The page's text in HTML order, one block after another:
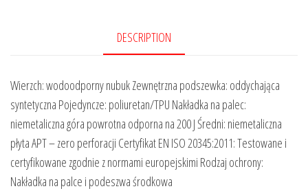
DESCRIPTION
Wierzch: wodoodporny nubuk Zewnętrzna podszewka: oddychająca
syntetyczna Pojedyncze: poliuretan/TPU Nakładka na palec:
niemetaliczna góra powrotna odporna na 200 J Średni: niemetaliczna
płyta APT – zero perforacji Certyfikat EN ISO 20345:2011: Testowane i
certyfikowane zgodnie z normami europejskimi Rodzaj ochrony:
Nakładka na palce i podeszwa środkowa